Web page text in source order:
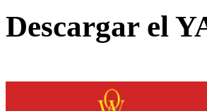
Descargar el